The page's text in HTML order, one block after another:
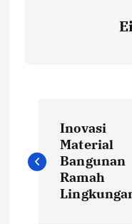
o
Inovasi
Material
Bangunan
Ramah